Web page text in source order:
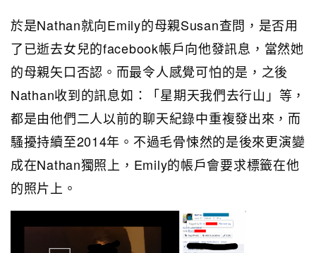
於是Nathan就向Emily的母親Susan查問，是否用
了已逝去女兒的facebook帳戶向他發訊息，當然她
的母親矢口否認。而最令人感覺可怕的是，之後
Nathan收到的訊息如：「星期天我們去行山」等，
都是由他們二人以前的聊天紀錄中重複發出來，而
騷擾持續至2014年。不過毛骨悚然的是後來更演變
成在Nathan獨照上，Emily的帳戶會要求標籤在他
的照片上。